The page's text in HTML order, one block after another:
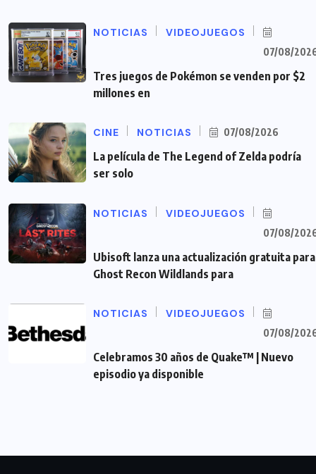
NOTICIAS VIDEOJUEGOS
07/08/
Tres juegos de Pokémon se venden por $2
millones en
CINE NOTICIAS 07/08/2026
La película de The Legend of Zelda podría
ser solo
NOTICIAS VIDEOJUEGOS
07/08/
Ubisoft lanza una actualización gratuita para
Ghost Recon Wildlands para
NOTICIAS VIDEOJUEGOS
07/08/
Celebramos 30 años de Quake™ | Nuevo
episodio ya disponible